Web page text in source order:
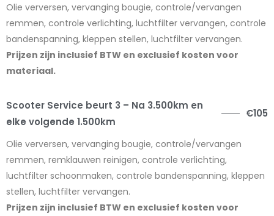
Olie verversen, vervanging bougie, controle/vervangen
remmen, controle verlichting, luchtfilter vervangen, controle
bandenspanning, kleppen stellen, luchtfilter vervangen.
Prijzen zijn inclusief BTW en exclusief kosten voor
materiaal.
Scooter Service beurt 3 – Na 3.500km en
elke volgende 1.500km
€105
Olie verversen, vervanging bougie, controle/vervangen
remmen, remklauwen reinigen, controle verlichting,
luchtfilter schoonmaken, controle bandenspanning, kleppen
stellen, luchtfilter vervangen.
Prijzen zijn inclusief BTW en exclusief kosten voor